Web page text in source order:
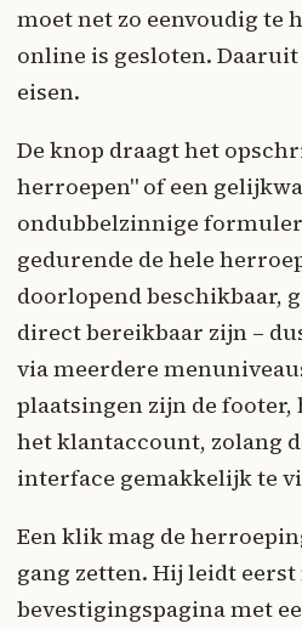
moet net zo eenvoudig te
online is gesloten.
eisen.
De knop draagt het
herroepen" of een
ondubbelzinnige
gedurende de hele
doorlopend beschikbaar,
direct bereikbaar zijn –
via meerdere
plaatsingen zijn de
het klantaccount, zolang
interface gemakkelijk te
Een klik mag de
gang zetten. Hij leidt
bevestigingspagina met